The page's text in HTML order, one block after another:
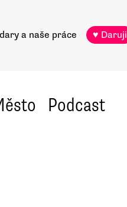
a naše práce ♥ Daruji
Podcast